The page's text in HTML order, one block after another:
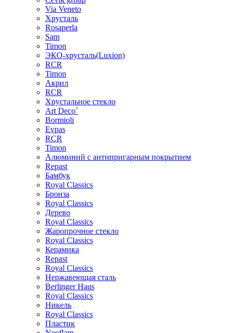
Via Veneto
Хрусталь
Rosaperla
Sam
Timon
ЭКО-хрусталь(Luxion)
RCR
Timon
Акрил
RCR
Хрустальное стекло
Art Deco`
Bormioli
Evpas
RCR
Timon
Алюминий с антипригарным покрытием
Repast
Бамбук
Royal Classics
Бронза
Royal Classics
Дерево
Royal Classics
Жаропрочное стекло
Royal Classics
Керамика
Repast
Royal Classics
Нержавеющая сталь
Berlinger Haus
Royal Classics
Никель
Royal Classics
Пластик